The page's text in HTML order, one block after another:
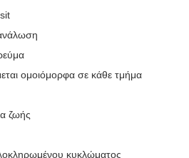
ομοιόμορφα σε κάθε τμήμα
ζωής
κυκλώματος